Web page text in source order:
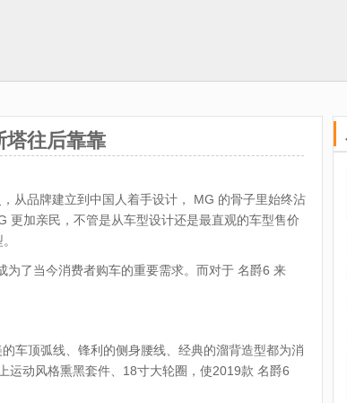
塔往后靠靠
从品牌建立到中国人着手设计， MG 的骨子里始终沾
更加亲民，不管是从车型设计还是最直观的车型售价
了当今消费者购车的重要需求。而对于 名爵6 来
车顶弧线、锋利的侧身腰线、经典的溜背造型都为消
运动风格熏黑套件、18寸大轮圈，使2019款 名爵6